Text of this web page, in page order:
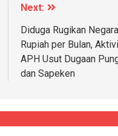
Next:
Diduga Rugikan
Rupiah per Bulan,
APH Usut Dugaan
dan Sapeken